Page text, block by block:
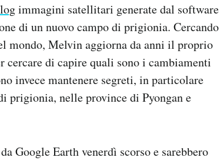
immagini satellitari generate dal software
di un nuovo campo di prigionia. Cercando
mondo, Melvin aggiorna da anni il proprio
di capire quali sono i cambiamenti
invece mantenere segreti, in particolare
prigionia, nelle province di Pyongan e
Google Earth venerdì scorso e sarebbero